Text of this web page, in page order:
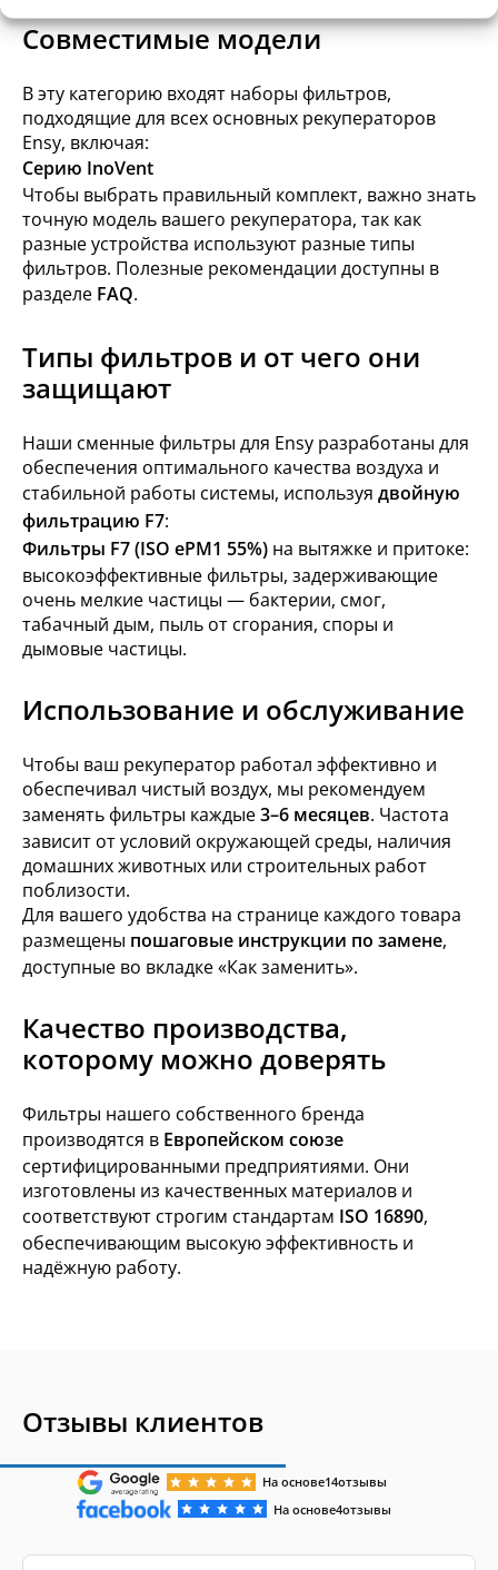
Совместимые модели
В эту категорию входят наборы фильтров,
подходящие для всех основных рекуператоров
Ensy, включая:
Серию InoVent
Чтобы выбрать правильный комплект, важно знать
точную модель вашего рекуператора, так как
разные устройства используют разные типы
фильтров. Полезные рекомендации доступны в
разделе FAQ.
Типы фильтров и от чего они
защищают
Наши сменные фильтры для Ensy разработаны для
обеспечения оптимального качества воздуха и
стабильной работы системы, используя двойную
фильтрацию F7:
Фильтры F7 (ISO ePM1 55%) на вытяжке и притоке:
высокоэффективные фильтры, задерживающие
очень мелкие частицы — бактерии, смог,
табачный дым, пыль от сгорания, споры и
дымовые частицы.
Использование и обслуживание
Чтобы ваш рекуператор работал эффективно и
обеспечивал чистый воздух, мы рекомендуем
заменять фильтры каждые3–6 месяцев. Частота
зависит от условий окружающей среды, наличия
домашних животных или строительных работ
поблизости.
Для вашего удобства на странице каждого товара
размещены пошаговые инструкции по замене,
доступные во вкладке «Как заменить».
Качество производства,
которому можно доверять
Фильтры нашего собственного бренда
производятся в Европейском союзе
сертифицированными предприятиями. Они
изготовлены из качественных материалов и
соответствуют строгим стандартам ISO 16890,
обеспечивающим высокую эффективность и
надёжную работу.
Отзывы клиентов
На основе14отзывы
На основе4отзывы